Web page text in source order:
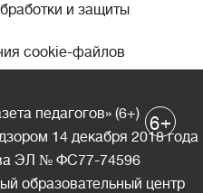
и защиты
cookie-файлов
педагогов» (6+)
14 декабря 2018 года
ЭЛ № ФС77-74596
образовательный центр
6+